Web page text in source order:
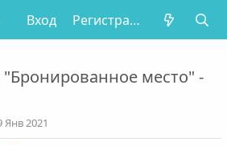
Вход Регистрация
место" -
Янв 2021